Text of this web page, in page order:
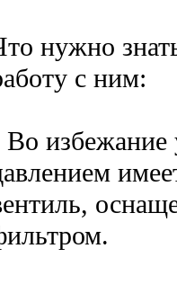
нужно
с ним:
Во избежание